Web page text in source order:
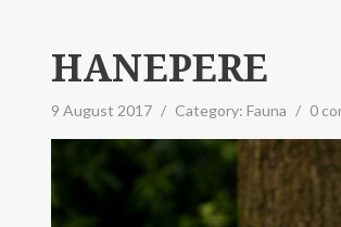
HANEPERE
9 August 2017 / Category: Fauna / 0